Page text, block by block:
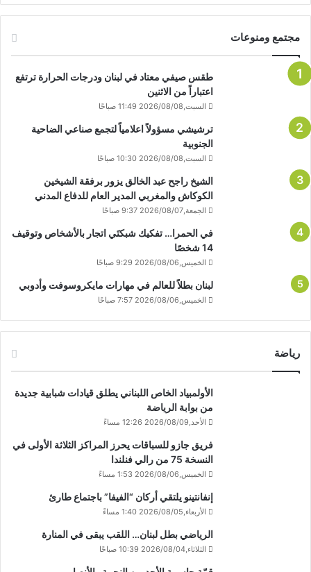
مجتمع ومنوعات
طقس صيفي معتاد في لبنان ودرجات الحرارة ترتفع
اعتباراً من الاثنين
السبت,2026/08/08 11:49 صباحًا
ترشيشي مسؤولاً اعلامياً لتجمع صناعي الضاحية
الجنوبية
السبت,2026/08/08 10:30 صباحًا
الشيخ راجح عبد الخالق يزور برفقة الشيخين
الكوكاش والمغربي المدير العام للدفاع المدني
الجمعة,2026/08/07 9:37 صباحًا
في الحمرا… تفكيك شبكتَي اتجار بالأشخاص وتوقيف
14 شخصًا
الخميس,2026/08/06 9:29 صباحًا
لبنان بطلاً للعالم في مهارات مايكروسوفت وأدوبي
الخميس,2026/08/06 7:57 صباحًا
رياضة
الأولمبياد الخاص اللبناني يطلق قيادات شبابية جديدة
من بوابة الرياضة
الأحد,2026/08/09 12:26 مساءً
فريق جازو للسباقات يحرز المراكز الثلاثة الأولى في
النسخة 75 من رالي فنلندا
الخميس,2026/08/06 1:53 مساءً
إنفانتينو يلتقي أركان “الفيفا” باجتماع طارئ
الأربعاء,2026/08/05 1:40 مساءً
الرياضي بطل لبنان… اللقب يبقى في المنارة
الثلاثاء,2026/08/04 10:39 صباحًا